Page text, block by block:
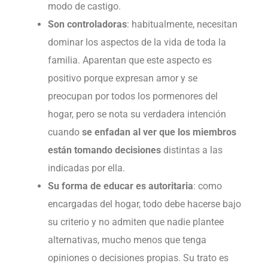
modo de castigo.
Son controladoras: habitualmente, necesitan
dominar los aspectos de la vida de toda la
familia. Aparentan que este aspecto es
positivo porque expresan amor y se
preocupan por todos los pormenores del
hogar, pero se nota su verdadera intención
cuando se enfadan al ver que los miembros
están tomando decisiones distintas a las
indicadas por ella.
Su forma de educar es autoritaria: como
encargadas del hogar, todo debe hacerse bajo
su criterio y no admiten que nadie plantee
alternativas, mucho menos que tenga
opiniones o decisiones propias. Su trato es